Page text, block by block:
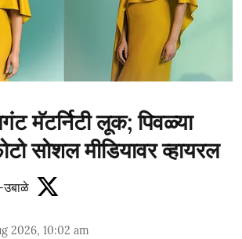
मॅटर्निटी लूक; पिवळ्या
सोशल मीडियावर व्हायरल
उबाळे
2026, 10:02 am